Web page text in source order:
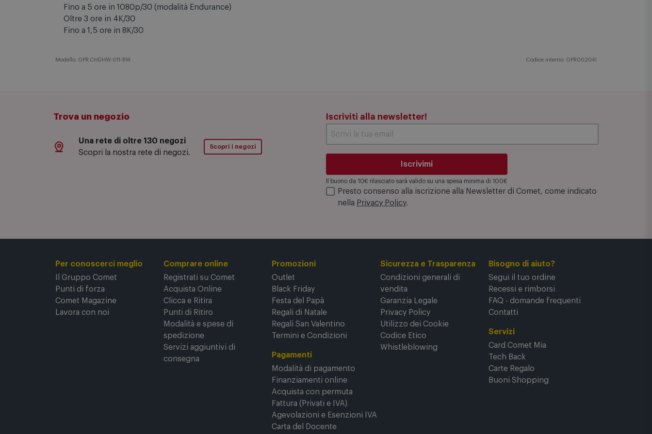
Tempi di registrazione approssimativi includono:
Fino a 5 ore in 1080p/30 (modalità Endurance)
Oltre 3 ore in 4K/30
Una rete di oltre 130 negozi
Iscriviti alla newsletter!
Iscrivimi
Il buono da 10€ rilasciato sarà valido su una spesa minima di 100€
Presto consenso alla iscrizione alla Newsletter di Comet, come indicato
Per conoscerci meglio
Il Gruppo Comet
Punti di forza
Comet Magazine
Comprare online
Registrati su Comet
Acquista Online
Clicca e Ritira
Punti di Ritiro
Modalità e spese di
spedizione
Servizi aggiuntivi di
Promozioni
Outlet
Black Friday
Festa del Papà
Regali di Natale
Regali San Valentino
Termini e Condizioni
Pagamenti
Modalità di pagamento
Finanziamenti online
Acquista con permuta
Fattura (Privati e IVA)
Agevolazioni e Esenzioni IVA
Sicurezza e Trasparenza
Condizioni generali di
vendita
Garanzia Legale
Privacy Policy
Utilizzo dei Cookie
Codice Etico
Bisogno di aiuto?
Segui il tuo ordine
Recessi e rimborsi
FAQ - domande frequenti
Contatti
Servizi
Card Comet Mia
Tech Back
Carte Regalo